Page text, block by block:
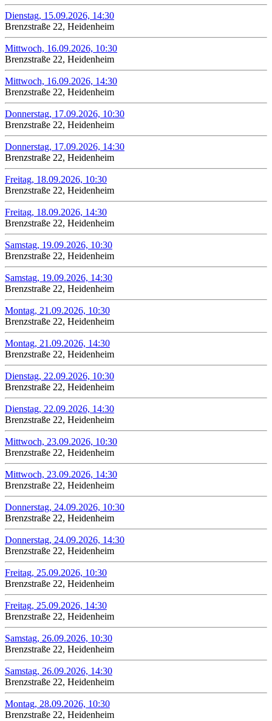
Dienstag, 15.09.2026, 14:30
Brenzstraße 22, Heidenheim
Mittwoch, 16.09.2026, 10:30
Brenzstraße 22, Heidenheim
Mittwoch, 16.09.2026, 14:30
Brenzstraße 22, Heidenheim
Donnerstag, 17.09.2026, 10:30
Brenzstraße 22, Heidenheim
Donnerstag, 17.09.2026, 14:30
Brenzstraße 22, Heidenheim
Freitag, 18.09.2026, 10:30
Brenzstraße 22, Heidenheim
Freitag, 18.09.2026, 14:30
Brenzstraße 22, Heidenheim
Samstag, 19.09.2026, 10:30
Brenzstraße 22, Heidenheim
Samstag, 19.09.2026, 14:30
Brenzstraße 22, Heidenheim
Montag, 21.09.2026, 10:30
Brenzstraße 22, Heidenheim
Montag, 21.09.2026, 14:30
Brenzstraße 22, Heidenheim
Dienstag, 22.09.2026, 10:30
Brenzstraße 22, Heidenheim
Dienstag, 22.09.2026, 14:30
Brenzstraße 22, Heidenheim
Mittwoch, 23.09.2026, 10:30
Brenzstraße 22, Heidenheim
Mittwoch, 23.09.2026, 14:30
Brenzstraße 22, Heidenheim
Donnerstag, 24.09.2026, 10:30
Brenzstraße 22, Heidenheim
Donnerstag, 24.09.2026, 14:30
Brenzstraße 22, Heidenheim
Freitag, 25.09.2026, 10:30
Brenzstraße 22, Heidenheim
Freitag, 25.09.2026, 14:30
Brenzstraße 22, Heidenheim
Samstag, 26.09.2026, 10:30
Brenzstraße 22, Heidenheim
Samstag, 26.09.2026, 14:30
Brenzstraße 22, Heidenheim
Montag, 28.09.2026, 10:30
Brenzstraße 22, Heidenheim